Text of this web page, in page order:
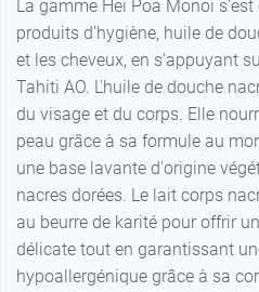
La gamme Hei Poa Monoi
produits d’hygiène, huile de
et les cheveux, en s’appuyant
Tahiti AO. L'huile de douche
du visage et du corps. Elle
peau grâce à sa formule au
une base lavante d'origine
nacres dorées. Le lait corps
au beurre de karité pour offrir
délicate tout en garantissant
hypoallergénique grâce à sa